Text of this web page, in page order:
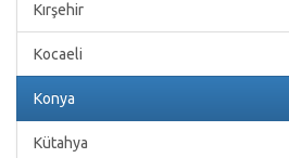
Kırşehir
Kocaeli
Konya
Kütahya